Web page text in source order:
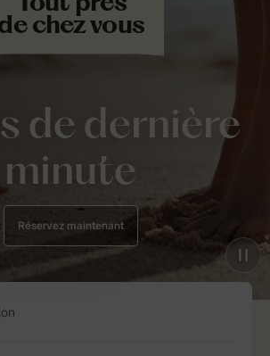
de dernière
minute
Réservez maintenant